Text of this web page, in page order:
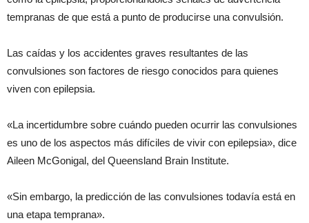
tempranas de que está a punto de producirse una convulsión.
Las caídas y los accidentes graves resultantes de las
convulsiones son factores de riesgo conocidos para quienes
viven con epilepsia.
«La incertidumbre sobre cuándo pueden ocurrir las convulsiones
es uno de los aspectos más difíciles de vivir con epilepsia», dice
Aileen McGonigal, del Queensland Brain Institute.
«Sin embargo, la predicción de las convulsiones todavía está en
una etapa temprana».